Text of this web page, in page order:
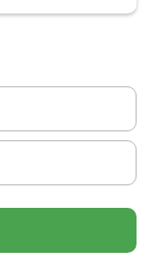
SÁBADO
invasiva
artigos.